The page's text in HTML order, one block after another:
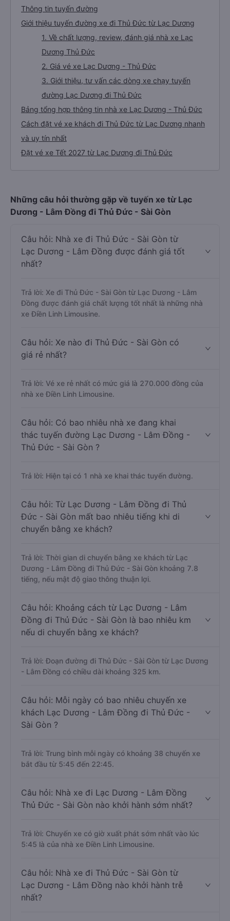
Thông tin tuyến đường
Giới thiệu tuyến đường xe đi Thủ Đức từ Lạc Dương
1. Về chất lượng, review, đánh giá nhà xe Lạc
Dương Thủ Đức
2. Giá vé xe Lạc Dương - Thủ Đức
3. Giới thiệu, tư vấn các dòng xe chạy tuyến
đường Lạc Dương đi Thủ Đức
Bảng tổng hợp thông tin nhà xe Lạc Dương - Thủ Đức
Cách đặt vé xe khách đi Thủ Đức từ Lạc Dương nhanh
và uy tín nhất
Đặt vé xe Tết 2027 từ Lạc Dương đi Thủ Đức
Những câu hỏi thường gặp về tuyến xe từ Lạc
Dương - Lâm Đồng đi Thủ Đức - Sài Gòn
Câu hỏi: Nhà xe đi Thủ Đức - Sài Gòn từ
Lạc Dương - Lâm Đồng được đánh giá tốt
nhất?
Trả lời: Xe đi Thủ Đức - Sài Gòn từ Lạc Dương - Lâm
Đồng được đánh giá chất lượng tốt nhất là những nhà
xe Điền Linh Limousine.
Câu hỏi: Xe nào đi Thủ Đức - Sài Gòn có
giá rẻ nhất?
Trả lời: Vé xe rẻ nhất có mức giá là 270.000 đồng của
nhà xe Điền Linh Limousine.
Câu hỏi: Có bao nhiêu nhà xe đang khai
thác tuyến đường Lạc Dương - Lâm Đồng -
Thủ Đức - Sài Gòn ?
Trả lời: Hiện tại có 1 nhà xe khai thác tuyến đường.
Câu hỏi: Từ Lạc Dương - Lâm Đồng đi Thủ
Đức - Sài Gòn mất bao nhiêu tiếng khi di
chuyển bằng xe khách?
Trả lời: Thời gian di chuyển bằng xe khách từ Lạc
Dương - Lâm Đồng đi Thủ Đức - Sài Gòn khoảng 7.8
tiếng, nếu mật độ giao thông thuận lợi.
Câu hỏi: Khoảng cách từ Lạc Dương - Lâm
Đồng đi Thủ Đức - Sài Gòn là bao nhiêu km
nếu di chuyển bằng xe khách?
Trả lời: Đoạn đường đi Thủ Đức - Sài Gòn từ Lạc Dương
- Lâm Đồng có chiều dài khoảng 325 km.
Câu hỏi: Mỗi ngày có bao nhiêu chuyến xe
khách Lạc Dương - Lâm Đồng đi Thủ Đức -
Sài Gòn ?
Trả lời: Trung bình mỗi ngày có khoảng 38 chuyến xe
bắt đầu từ 5:45 đến 22:45.
Câu hỏi: Nhà xe đi Lạc Dương - Lâm Đồng
Thủ Đức - Sài Gòn nào khởi hành sớm nhất?
Trả lời: Chuyến xe có giờ xuất phát sớm nhất vào lúc
5:45 là của nhà xe Điền Linh Limousine.
Câu hỏi: Nhà xe đi Thủ Đức - Sài Gòn từ
Lạc Dương - Lâm Đồng nào khởi hành trễ
nhất?